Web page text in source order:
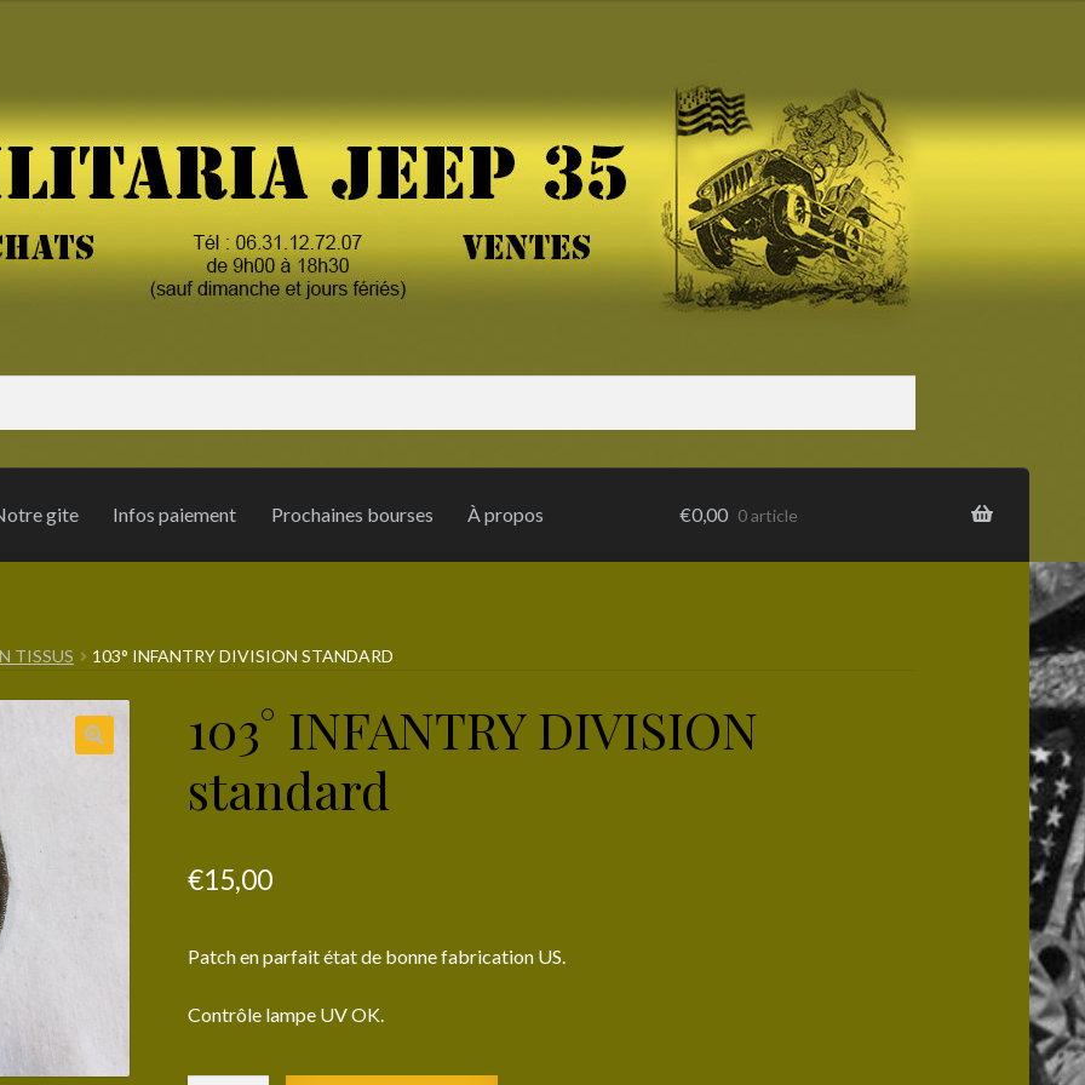
gite Infos paiement Prochaines bourses À propos €0,00 0 article
TISSUS 103° INFANTRY DIVISION STANDARD
103° INFANTRY DIVISION
standard
€15,00
Patch en parfait état de bonne fabrication US.
Contrôle lampe UV OK.